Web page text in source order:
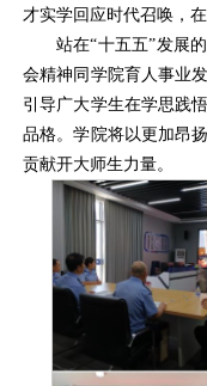
才实学回应时代召唤，
站在“十五五”发展
会精神同学院育人事业
引导广大学生在学思践
品格。学院将以更加昂
贡献开大师生力量。